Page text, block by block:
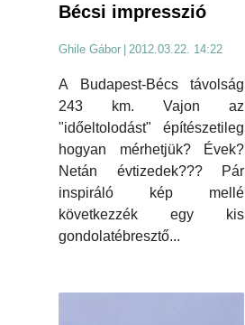
Bécsi impresszió
Ghile Gábor 2012.03.22. 14:22
A Budapest-Bécs távolság
243 km. Vajon az
"időeltolodást" építészetileg
hogyan mérhetjük? Évek?
Netán évtizedek??? Pár
inspiráló kép mellé
következzék egy kis
gondolatébresztő...